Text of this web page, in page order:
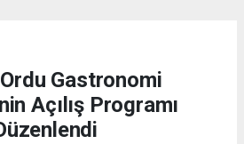
Gastronomi
Açılış Programı